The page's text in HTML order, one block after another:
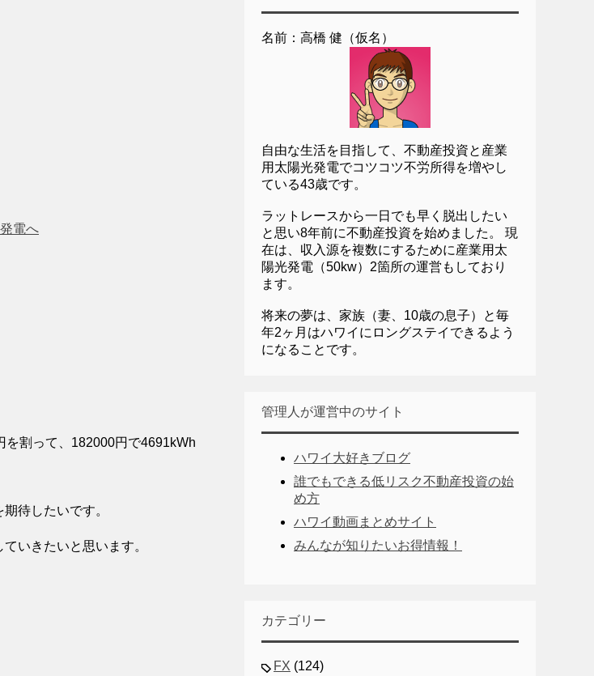
割って、182000円で4691kWh
待したいです。
いきたいと思います。
名前：高橋 健（仮名）
自由な生活を目指して、不動産投資と産業
用太陽光発電でコツコツ不労所得を増やし
ている43歳です。
ラットレースから一日でも早く脱出したい
と思い8年前に不動産投資を始めました。 現
在は、収入源を複数にするために産業用太
陽光発電（50kw）2箇所の運営もしており
ます。
将来の夢は、家族（妻、10歳の息子）と毎
年2ヶ月はハワイにロングステイできるよう
になることです。
管理人が運営中のサイト
ハワイ大好きブログ
誰でもできる低リスク不動産投資の始
め方
ハワイ動画まとめサイト
みんなが知りたいお得情報！
カテゴリー
FX (124)